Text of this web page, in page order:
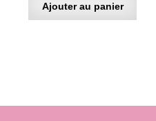
Ajouter au panier